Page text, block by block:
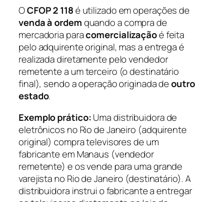
OCFOP 2 118é utilizado em operações de
venda à ordemquando a compra de
mercadoria paracomercializaçãoé feita
pelo adquirente original, mas a entrega é
realizada diretamente pelo vendedor
remetente a um terceiro (o destinatário
final), sendo a operação originada deoutro
estado.
Exemplo prático:Uma distribuidora de
eletrônicos no Rio de Janeiro (adquirente
original) compra televisores de um
fabricante em Manaus (vendedor
remetente) e os vende para uma grande
varejista no Rio de Janeiro (destinatário). A
distribuidora instrui o fabricante a entregar